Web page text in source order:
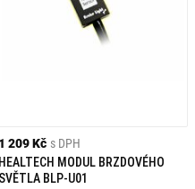
1 209 Kč s DPH
HEALTECH MODUL BRZDOVÉHO
SVĚTLA BLP-U01